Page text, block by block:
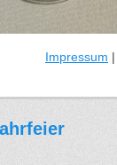
Impressum |